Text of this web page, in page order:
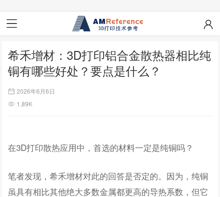
希禾增材：3D打印铝合金散热器相比纯
铜有哪些好处？要点是什么？
2026年6月6日
1.89K
在3D打印散热应用中，首选的材料一定是纯铜吗？
笔者发现，希禾增材对此的回答是否定的。因为，纯铜
虽具有相比其他绝大多数金属都更高的导热系数，但它